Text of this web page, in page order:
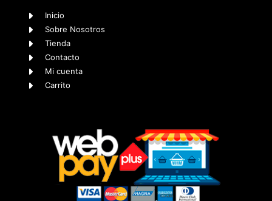
Inicio
Sobre Nosotros
Tienda
Contacto
Mi cuenta
Carrito